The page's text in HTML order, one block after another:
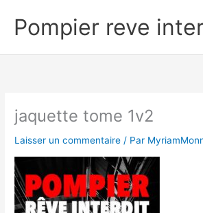
contenu
Pompier reve
jaquette tome 1v2
Laisser un commentaire / Par